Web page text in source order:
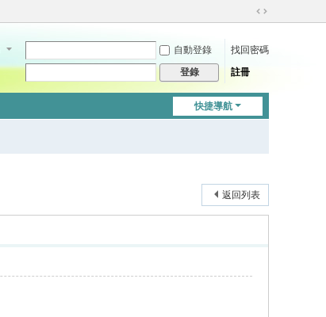
切
到
自動登錄
找回密碼
登錄 註冊
快捷導航
返回列表